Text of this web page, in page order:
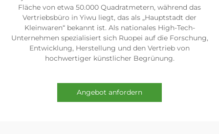
Fläche von etwa 50.000 Quadratmetern, während das
Vertriebsbüro in Yiwu liegt, das als „Hauptstadt der
Kleinwaren“ bekannt ist. Als nationales High-Tech-
Unternehmen spezialisiert sich Ruopei auf die Forschung,
Entwicklung, Herstellung und den Vertrieb von
hochwertiger künstlicher Begrünung.
Angebot anfordern